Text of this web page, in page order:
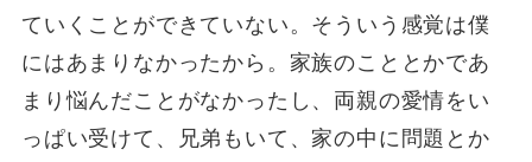
ていくことができていない。そういう感覚は僕
にはあまりなかったから。家族のこととかであ
まり悩んだことがなかったし、両親の愛情をい
っぱい受けて、兄弟もいて、家の中に問題とか